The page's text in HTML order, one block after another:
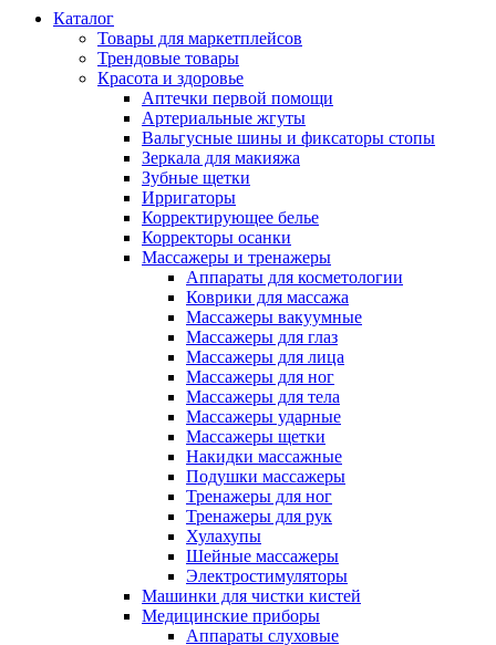
Каталог
Товары для маркетплейсов
Трендовые товары
Красота и здоровье
Аптечки первой помощи
Артериальные жгуты
Вальгусные шины и фиксаторы стопы
Зеркала для макияжа
Зубные щетки
Ирригаторы
Корректирующее белье
Корректоры осанки
Массажеры и тренажеры
Аппараты для косметологии
Коврики для массажа
Массажеры вакуумные
Массажеры для глаз
Массажеры для лица
Массажеры для ног
Массажеры для тела
Массажеры ударные
Массажеры щетки
Накидки массажные
Подушки массажеры
Тренажеры для ног
Тренажеры для рук
Хулахупы
Шейные массажеры
Электростимуляторы
Машинки для чистки кистей
Медицинские приборы
Аппараты слуховые